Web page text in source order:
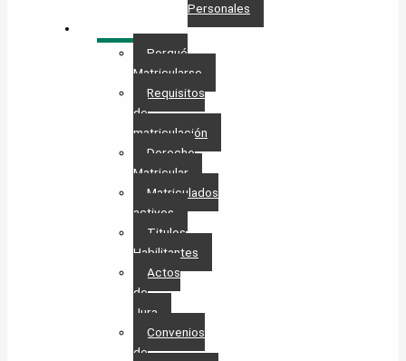
Personales​
Porqué
Matricularse
Requisitos
de
matriculación
Derecho
Matricular
Matriculados
activos
Titulos
Habilitantes
Actos
de
Jura
Convenios
de